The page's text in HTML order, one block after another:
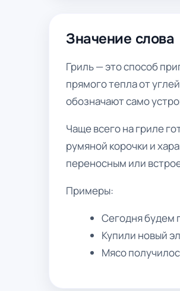
Значение слова
Гриль — это способ
прямого тепла от
обозначают само
Чаще всего на гриле
румяной корочки и
переносным или
Примеры:
Сегодня будем
Купили новый
Мясо